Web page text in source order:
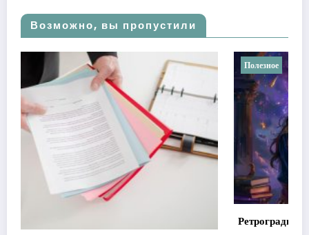
Возможно, вы пропустили
Полезное
Ретроградные планеты в астрологии: мифы против